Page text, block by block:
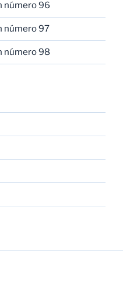
número 96
número 97
número 98